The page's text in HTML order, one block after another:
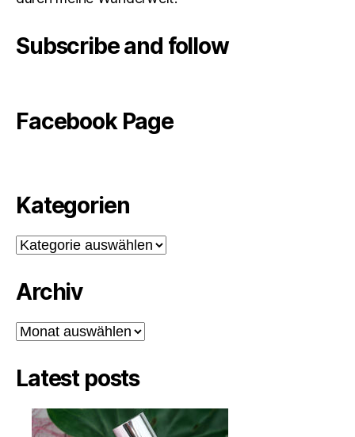
Subscribe and follow
Facebook Page
Kategorien
Kategorien
Archiv
Archiv
Latest posts